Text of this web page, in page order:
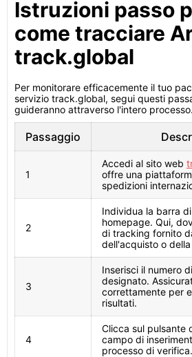
Istruzioni passo
come tracciare
track.global
Per monitorare efficacemente il tuo
servizio track.global, segui questi
guideranno attraverso l'intero processo.
Passaggio
1
Accedi al sito web
offre una
spedizioni
2
Individua la barra
homepage. Qui,
di tracking fornito
dell'acquisto o
3
Inserisci il numero
designato.
correttamente per
risultati.
4
Clicca sul pulsante
campo di
processo di verifica.